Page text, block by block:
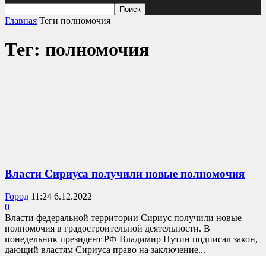
Главная Теги полномочия
Тег: полномочия
Власти Сириуса получили новые полномочия
Город 11:24 6.12.2022
0
Власти федеральной территории Сириус получили новые
полномочия в градостроительной деятельности. В
понедельник президент РФ Владимир Путин подписал закон,
дающий властям Сириуса право на заключение...